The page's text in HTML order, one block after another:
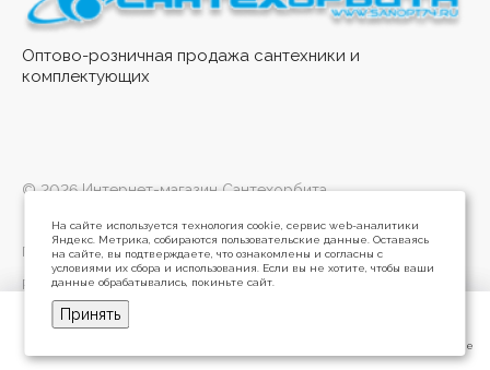
Сравнение
Сравнение
Оптово-розничная продажа сантехники и
комплектующих
© 2026 Интернет-магазин Сантехорбита
Политика конфиденциальности
Разработано в
На сайте используется технология cookie, сервис web-аналитики
Яндекс. Метрика, собираются пользовательские данные. Оставаясь
на сайте, вы подтверждаете, что ознакомлены и согласны с
условиями их сбора и использования. Если вы не хотите, чтобы ваши
данные обрабатывались, покиньте сайт.
Принять